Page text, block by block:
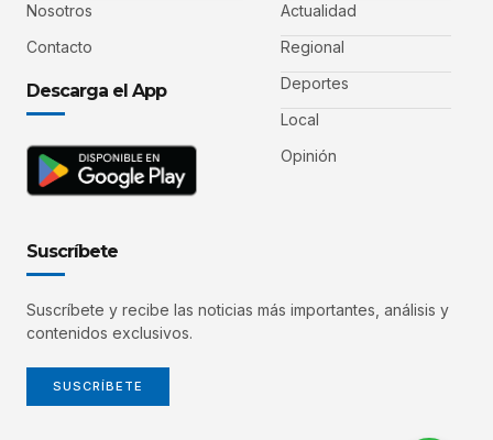
Nosotros
Contacto
Descarga el App
Actualidad
Regional
Deportes
Local
Opinión
Suscríbete
Suscríbete y recibe las noticias más importantes, análisis y
contenidos exclusivos.
SUSCRÍBETE